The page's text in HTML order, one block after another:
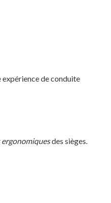
de conduite
ergonomiquesdes sièges.